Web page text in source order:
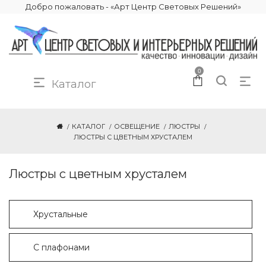
Добро пожаловать - «Арт Центр Световых Решений»
Каталог
0
КАТАЛОГ ОСВЕЩЕНИЕ
ЛЮСТРЫ
ЛЮСТРЫ С ЦВЕТНЫМ ХРУСТАЛЕМ
Люстры с цветным хрусталем
Хрустальные
С плафонами